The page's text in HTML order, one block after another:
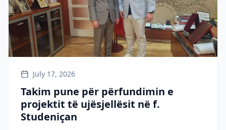
July 17, 2026
Takim pune për përfundimin e
projektit të ujësjellësit në f.
Studeniçan